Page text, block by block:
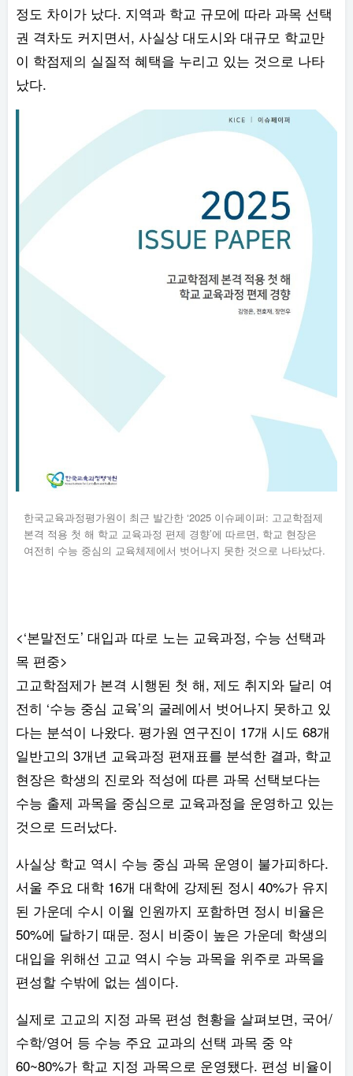
정도 차이가 났다. 지역과 학교 규모에 따라 과목 선택
권 격차도 커지면서, 사실상 대도시와 대규모 학교만
이 학점제의 실질적 혜택을 누리고 있는 것으로 나타
났다.
한국교육과정평가원이 최근 발간한 ‘2025 이슈페이퍼: 고교학점제
본격 적용 첫 해 학교 교육과정 편제 경향’에 따르면, 학교 현장은
여전히 수능 중심의 교육체제에서 벗어나지 못한 것으로 나타났다.
<‘본말전도’ 대입과 따로 노는 교육과정, 수능 선택과
목 편중>
고교학점제가 본격 시행된 첫 해, 제도 취지와 달리 여
전히 ‘수능 중심 교육’의 굴레에서 벗어나지 못하고 있
다는 분석이 나왔다. 평가원 연구진이 17개 시도 68개
일반고의 3개년 교육과정 편재표를 분석한 결과, 학교
현장은 학생의 진로와 적성에 따른 과목 선택보다는
수능 출제 과목을 중심으로 교육과정을 운영하고 있는
것으로 드러났다.
사실상 학교 역시 수능 중심 과목 운영이 불가피하다.
서울 주요 대학 16개 대학에 강제된 정시 40%가 유지
된 가운데 수시 이월 인원까지 포함하면 정시 비율은
50%에 달하기 때문. 정시 비중이 높은 가운데 학생의
대입을 위해선 고교 역시 수능 과목을 위주로 과목을
편성할 수밖에 없는 셈이다.
실제로 고교의 지정 과목 편성 현황을 살펴보면, 국어/
수학/영어 등 수능 주요 교과의 선택 과목 중 약
60~80%가 학교 지정 과목으로 운영됐다. 편성 비율이